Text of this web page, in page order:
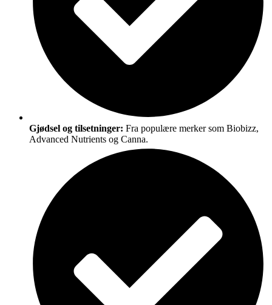
Gjødsel og tilsetninger: Fra populære merker som Biobizz,
Advanced Nutrients og Canna.